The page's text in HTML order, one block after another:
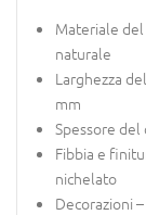
Materiale
naturale
Larghezza
mm
Spessore del
Fibbia e
nichelato
Decorazioni